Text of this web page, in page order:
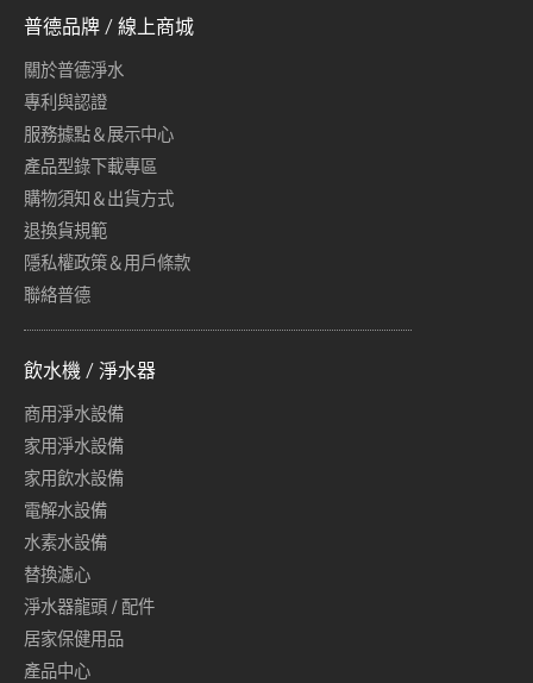
普德品牌 / 線上商城
關於普德淨水
專利與認證
服務據點＆展示中心
產品型錄下載專區
購物須知＆出貨方式
退換貨規範
隱私權政策＆用戶條款
聯絡普德
飲水機 / 淨水器
商用淨水設備
家用淨水設備
家用飲水設備
電解水設備
水素水設備
替換濾心
淨水器龍頭 / 配件
居家保健用品
產品中心